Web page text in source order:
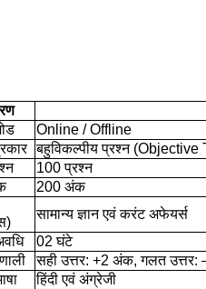
Online / Offline
बहुविकल्पीय प्रश्न (Objective
100 प्रश्न
200 अंक
सामान्य ज्ञान एवं करंट अफेयर्स
02 घंटे
सही उत्तर: +2 अंक, गलत
हिंदी एवं अंग्रेजी